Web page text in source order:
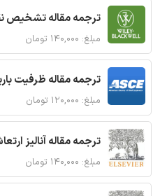
ترجمه مقاله تشخیص
مبلغ: ۱۴۰,۰۰۰ تومان
ترجمه مقاله ظرفیت
مبلغ: ۱۲۰,۰۰۰ تومان
ترجمه مقاله آنالیز
مبلغ: ۱۴۰,۰۰۰ تومان